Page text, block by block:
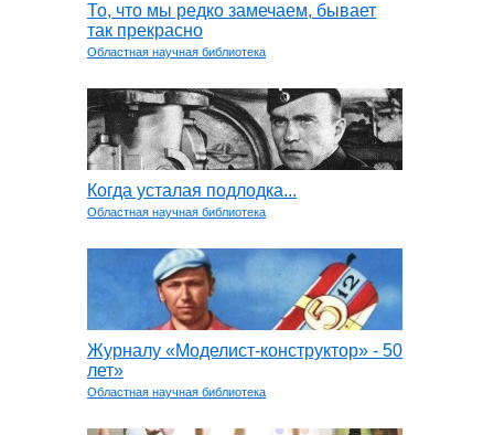
То, что мы редко замечаем, бывает
так прекрасно
Областная научная библиотека
Когда усталая подлодка...
Областная научная библиотека
Журналу «Моделист-конструктор» - 50
лет»
Областная научная библиотека